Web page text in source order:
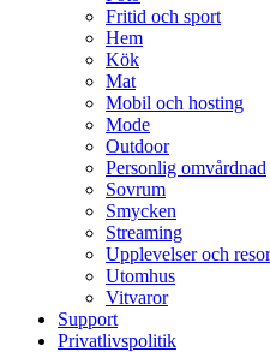
Fritid och sport
Hem
Kök
Mat
Mobil och hosting
Mode
Outdoor
Personlig omvårdnad
Sovrum
Smycken
Streaming
Upplevelser och resor
Utomhus
Vitvaror
Support
Privatlivspolitik